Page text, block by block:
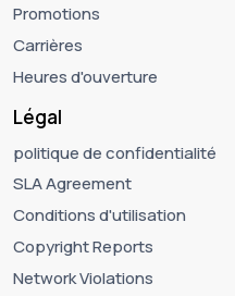
Promotions
Carrières
Heures d'ouverture
Légal
politique de confidentialité
SLA Agreement
Conditions d'utilisation
Copyright Reports
Network Violations